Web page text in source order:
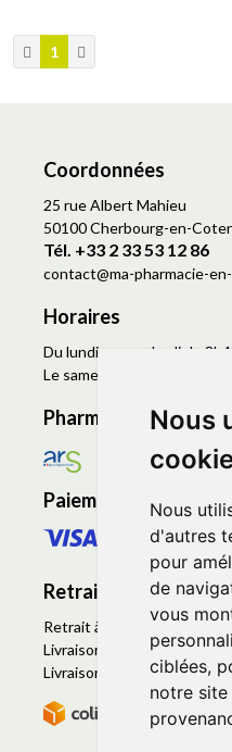
Nous
Nous
d'autres
pour
de
vous
ciblées,
notre
1
Coordonnées
25 rue Albert Mahieu
50100 Cherbourg-en-
Tél. +33 2 33 53 12 86
contact@ma-pharmacie-
Horaires
Du lundi au vendredi de
Le samedi de 9h à 19h
Pharmacie en ligne
Paiement sécurisé
Retrait - Livraison
Retrait à la pharmacie -
Livraison en Point Relais
Livraison à domicile